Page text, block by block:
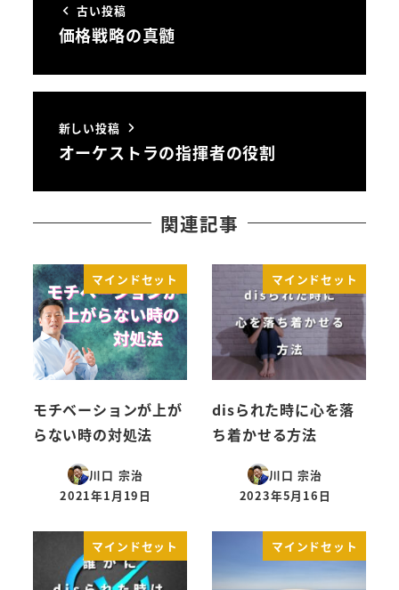
古い投稿
価格戦略の真髄
新しい投稿
オーケストラの指揮者の役割
関連記事
マインドセット
モチベーションが上が
らない時の対処法
川口 宗治
投稿日
2021年1月19日
マインドセット
disられた時に心を落
ち着かせる方法
川口 宗治
投稿日
2023年5月16日
マインドセット マインドセット